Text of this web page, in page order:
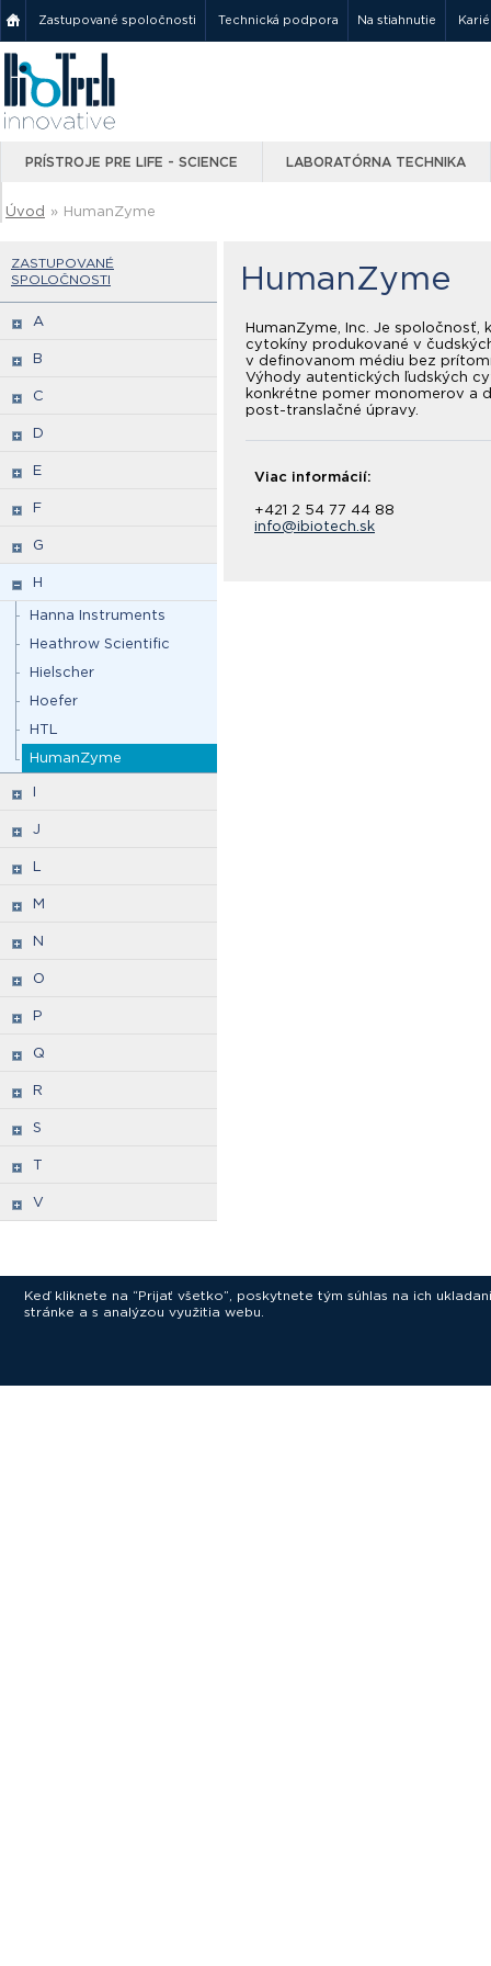
Zastupované spoločnosti Technická podpora Na stiahnutie
PRÍSTROJE PRE LIFE - SCIENCE LABORATÓRNA TECHNIKA
Úvod » HumanZyme
ZASTUPOVANÉ
SPOLOČNOSTI
A
B
C
D
E
F
G
H
Hanna Instruments
Heathrow Scientific
Hielscher
Hoefer
HTL
HumanZyme
I
J
L
M
N
O
P
Q
R
S
T
V
HumanZyme
HumanZyme, Inc. Je
cytokíny produkované v
v definovanom médiu bez
Výhody autentických ľudských
konkrétne pomer monomerov a
post-translačné úpravy.
Viac informácií:
+421 2 54 77 44 88
info@ibiotech.sk
Keď kliknete na “Prijať všetko”, poskytnete tým súhlas na ich
stránke a s analýzou využitia webu.